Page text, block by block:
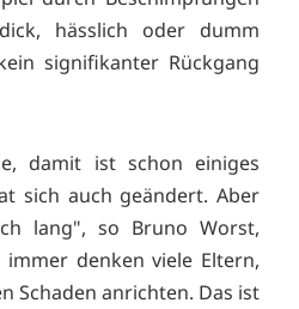
hässlich oder dumm
signifikanter Rückgang
damit ist schon einiges
sich auch geändert. Aber
lang", so Bruno Worst,
denken viele Eltern,
Schaden anrichten. Das ist